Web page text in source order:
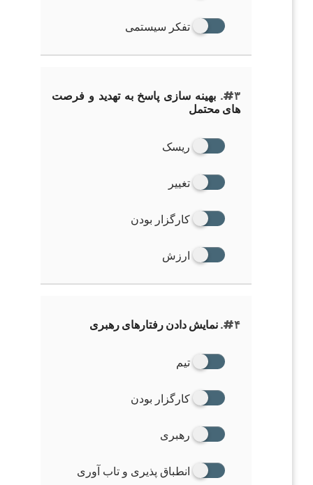
تفکر سیستمی
#۳. بهینه سازی پاسخ به تهدید و فرصت
های محتمل
ریسک
تغییر
کارگزار بودن
ارزش
#۴. نمایش دادن رفتارهای رهبری
تیم
کارگزار بودن
رهبری
انطباق پذیری و تاب آوری